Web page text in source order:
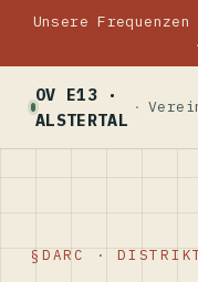
Unsere Frequenzen
OV E13 ·
ALSTERTAL
DARC · DISTRIKT